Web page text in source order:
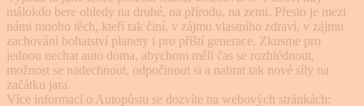
málokdo bere ohledy na druhé, na přírodu, na zemi. Přesto je mezi
námi mnoho těch, kteří tak činí, v zájmu vlastního zdraví, v zájmu
zachování bohatství planety i pro příští generace. Zkusme pro
jednou nechat auto doma, abychom měli čas se rozhlédnout,
možnost se nadechnout, odpočinout si a nabrat tak nové síly na
začátku jara.
Více informací o Autopůstu se dozvíte na webových stránkách: